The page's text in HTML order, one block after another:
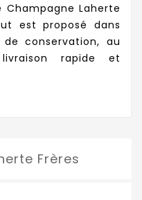
Champagne Laherte
est proposé dans
conservation, au
rapide et
Frères